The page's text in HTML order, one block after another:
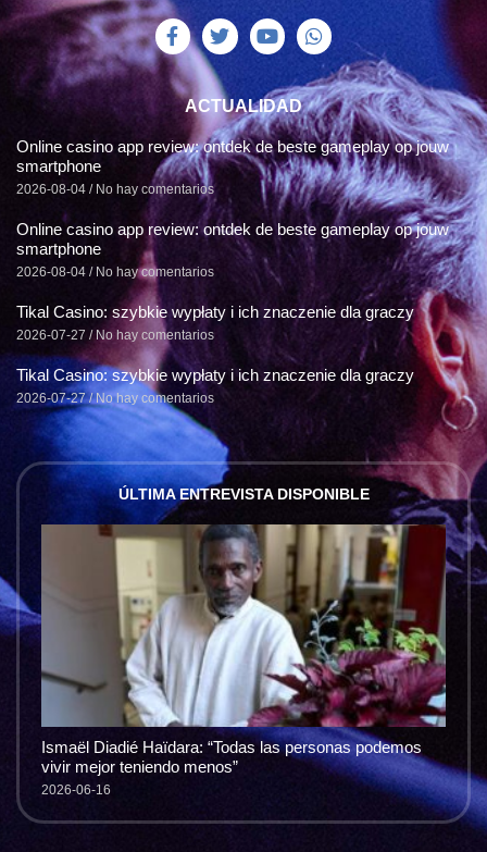
ACTUALIDAD
Online casino app review: ontdek de beste gameplay op jouw
smartphone
2026-08-04 No hay comentarios
Online casino app review: ontdek de beste gameplay op jouw
smartphone
2026-08-04 No hay comentarios
Tikal Casino: szybkie wypłaty i ich znaczenie dla graczy
2026-07-27 No hay comentarios
Tikal Casino: szybkie wypłaty i ich znaczenie dla graczy
2026-07-27 No hay comentarios
ÚLTIMA ENTREVISTA DISPONIBLE
Ismaël Diadié Haïdara: “Todas las personas podemos
vivir mejor teniendo menos”
2026-06-16